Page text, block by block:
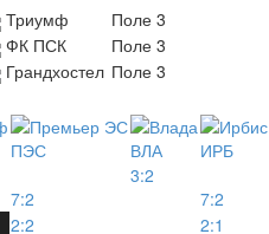
Триумф
Поле 3
ФК ПСК
Поле 3
Грандхостел Поле 3
ПЭС ВЛА ИРБ
7:2
3:2
7:2
2:2
2:1